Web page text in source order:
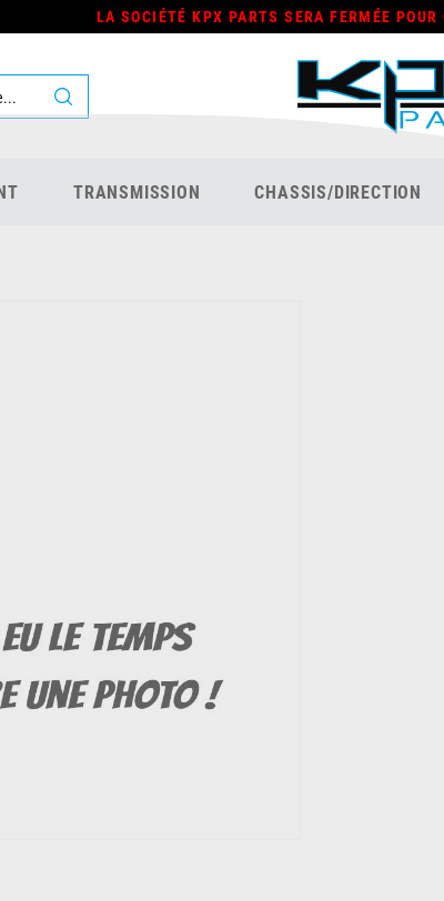
LA SOCIÉTÉ KPX PARTS SERA FERMÉE
TRANSMISSION CHASSIS/DIRECTION